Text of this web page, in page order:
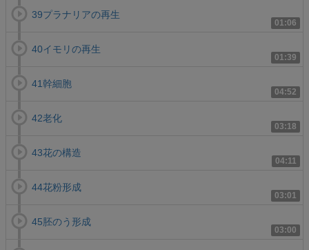
01:06
39プラナリアの再生
01:39
40イモリの再生
04:52
41幹細胞
03:18
42老化
04:11
43花の構造
03:01
44花粉形成
03:00
45胚のう形成